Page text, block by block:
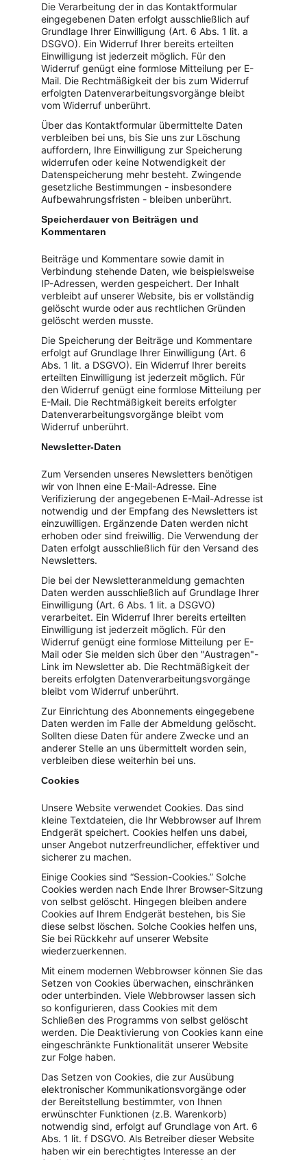
Die Verarbeitung der in das Kontaktformular
eingegebenen Daten erfolgt ausschließlich auf
Grundlage Ihrer Einwilligung (Art. 6 Abs. 1 lit. a
DSGVO). Ein Widerruf Ihrer bereits erteilten
Einwilligung ist jederzeit möglich. Für den
Widerruf genügt eine formlose Mitteilung per E-
Mail. Die Rechtmäßigkeit der bis zum Widerruf
erfolgten Datenverarbeitungsvorgänge bleibt
vom Widerruf unberührt.
Über das Kontaktformular übermittelte Daten
verbleiben bei uns, bis Sie uns zur Löschung
auffordern, Ihre Einwilligung zur Speicherung
widerrufen oder keine Notwendigkeit der
Datenspeicherung mehr besteht. Zwingende
gesetzliche Bestimmungen - insbesondere
Aufbewahrungsfristen - bleiben unberührt.
Speicherdauer von Beiträgen und
Kommentaren
Beiträge und Kommentare sowie damit in
Verbindung stehende Daten, wie beispielsweise
IP-Adressen, werden gespeichert. Der Inhalt
verbleibt auf unserer Website, bis er vollständig
gelöscht wurde oder aus rechtlichen Gründen
gelöscht werden musste.
Die Speicherung der Beiträge und Kommentare
erfolgt auf Grundlage Ihrer Einwilligung (Art. 6
Abs. 1 lit. a DSGVO). Ein Widerruf Ihrer bereits
erteilten Einwilligung ist jederzeit möglich. Für
den Widerruf genügt eine formlose Mitteilung per
E-Mail. Die Rechtmäßigkeit bereits erfolgter
Datenverarbeitungsvorgänge bleibt vom
Widerruf unberührt.
Newsletter-Daten
Zum Versenden unseres Newsletters benötigen
wir von Ihnen eine E-Mail-Adresse. Eine
Verifizierung der angegebenen E-Mail-Adresse ist
notwendig und der Empfang des Newsletters ist
einzuwilligen. Ergänzende Daten werden nicht
erhoben oder sind freiwillig. Die Verwendung der
Daten erfolgt ausschließlich für den Versand des
Newsletters.
Die bei der Newsletteranmeldung gemachten
Daten werden ausschließlich auf Grundlage Ihrer
Einwilligung (Art. 6 Abs. 1 lit. a DSGVO)
verarbeitet. Ein Widerruf Ihrer bereits erteilten
Einwilligung ist jederzeit möglich. Für den
Widerruf genügt eine formlose Mitteilung per E-
Mail oder Sie melden sich über den "Austragen"-
Link im Newsletter ab. Die Rechtmäßigkeit der
bereits erfolgten Datenverarbeitungsvorgänge
bleibt vom Widerruf unberührt.
Zur Einrichtung des Abonnements eingegebene
Daten werden im Falle der Abmeldung gelöscht.
Sollten diese Daten für andere Zwecke und an
anderer Stelle an uns übermittelt worden sein,
verbleiben diese weiterhin bei uns.
Cookies
Unsere Website verwendet Cookies. Das sind
kleine Textdateien, die Ihr Webbrowser auf Ihrem
Endgerät speichert. Cookies helfen uns dabei,
unser Angebot nutzerfreundlicher, effektiver und
sicherer zu machen.
Einige Cookies sind “Session-Cookies.” Solche
Cookies werden nach Ende Ihrer Browser-Sitzung
von selbst gelöscht. Hingegen bleiben andere
Cookies auf Ihrem Endgerät bestehen, bis Sie
diese selbst löschen. Solche Cookies helfen uns,
Sie bei Rückkehr auf unserer Website
wiederzuerkennen.
Mit einem modernen Webbrowser können Sie das
Setzen von Cookies überwachen, einschränken
oder unterbinden. Viele Webbrowser lassen sich
so konfigurieren, dass Cookies mit dem
Schließen des Programms von selbst gelöscht
werden. Die Deaktivierung von Cookies kann eine
eingeschränkte Funktionalität unserer Website
zur Folge haben.
Das Setzen von Cookies, die zur Ausübung
elektronischer Kommunikationsvorgänge oder
der Bereitstellung bestimmter, von Ihnen
erwünschter Funktionen (z.B. Warenkorb)
notwendig sind, erfolgt auf Grundlage von Art. 6
Abs. 1 lit. f DSGVO. Als Betreiber dieser Website
haben wir ein berechtigtes Interesse an der